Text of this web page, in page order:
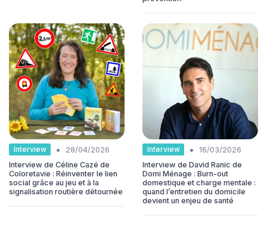
Interview •
28/04/2026
Interview de Céline Cazé de
Coloretavie : Réinventer le lien
social grâce au jeu et à la
signalisation routière détournée
Interview •
16/03/2026
Interview de David Ranic de
Domi Ménage : Burn-out
domestique et charge mentale :
quand l’entretien du domicile
devient un enjeu de santé